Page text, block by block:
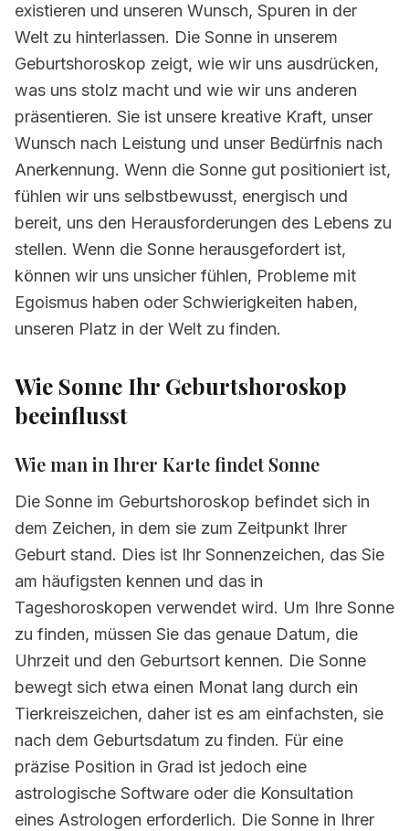
existieren und unseren Wunsch, Spuren in der
Welt zu hinterlassen. Die Sonne in unserem
Geburtshoroskop zeigt, wie wir uns ausdrücken,
was uns stolz macht und wie wir uns anderen
präsentieren. Sie ist unsere kreative Kraft, unser
Wunsch nach Leistung und unser Bedürfnis nach
Anerkennung. Wenn die Sonne gut positioniert ist,
fühlen wir uns selbstbewusst, energisch und
bereit, uns den Herausforderungen des Lebens zu
stellen. Wenn die Sonne herausgefordert ist,
können wir uns unsicher fühlen, Probleme mit
Egoismus haben oder Schwierigkeiten haben,
unseren Platz in der Welt zu finden.
Wie Sonne Ihr Geburtshoroskop
beeinflusst
Wie man in Ihrer Karte findet Sonne
Die Sonne im Geburtshoroskop befindet sich in
dem Zeichen, in dem sie zum Zeitpunkt Ihrer
Geburt stand. Dies ist Ihr Sonnenzeichen, das Sie
am häufigsten kennen und das in
Tageshoroskopen verwendet wird. Um Ihre Sonne
zu finden, müssen Sie das genaue Datum, die
Uhrzeit und den Geburtsort kennen. Die Sonne
bewegt sich etwa einen Monat lang durch ein
Tierkreiszeichen, daher ist es am einfachsten, sie
nach dem Geburtsdatum zu finden. Für eine
präzise Position in Grad ist jedoch eine
astrologische Software oder die Konsultation
eines Astrologen erforderlich. Die Sonne in Ihrer